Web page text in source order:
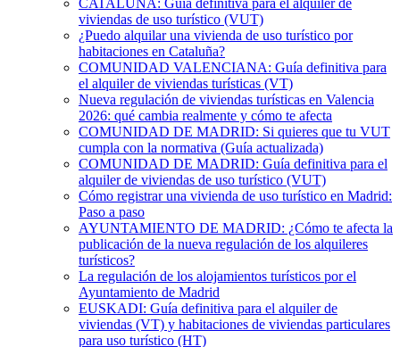
CATALUÑA: Guía definitiva para el alquiler de
viviendas de uso turístico (VUT)
¿Puedo alquilar una vivienda de uso turístico por
habitaciones en Cataluña?
COMUNIDAD VALENCIANA: Guía definitiva para
el alquiler de viviendas turísticas (VT)
Nueva regulación de viviendas turísticas en Valencia
2026: qué cambia realmente y cómo te afecta
COMUNIDAD DE MADRID: Si quieres que tu VUT
cumpla con la normativa (Guía actualizada)
COMUNIDAD DE MADRID: Guía definitiva para el
alquiler de viviendas de uso turístico (VUT)
Cómo registrar una vivienda de uso turístico en Madrid:
Paso a paso
AYUNTAMIENTO DE MADRID: ¿Cómo te afecta la
publicación de la nueva regulación de los alquileres
turísticos?
La regulación de los alojamientos turísticos por el
Ayuntamiento de Madrid
EUSKADI: Guía definitiva para el alquiler de
viviendas (VT) y habitaciones de viviendas particulares
para uso turístico (HT)